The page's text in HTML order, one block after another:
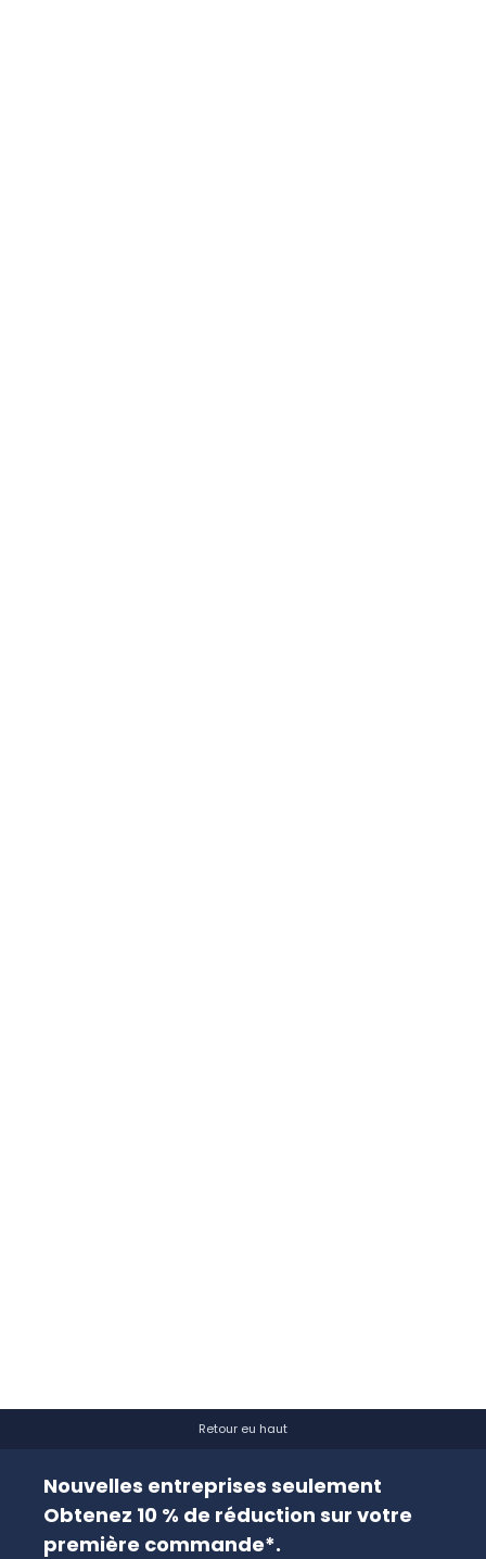
Retour eu haut
Nouvelles entreprises seulement
Obtenez 10 % de réduction sur votre
première commande*.